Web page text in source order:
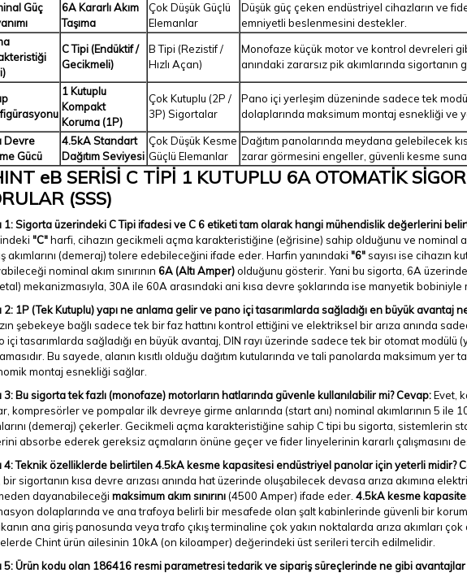
Güç
6A Kararlı Akım
Taşıma
Çok Düşük Güçlü
Elemanlar
Düşük güç çeken endüstriyel cihazların ve
emniyetli beslenmesini destekler.
C Tipi (Endüktif /
Gecikmeli)
B Tipi (Rezistif /
Hızlı Açan)
Monofaze küçük motor ve kontrol devreleri
anındaki zararsız pik akımlarında sigortanın
1 Kutuplu
Kompakt
Koruma (1P)
Çok Kutuplu (2P /
3P) Sigortalar
Pano içi yerleşim düzeninde sadece tek
dolaplarında maksimum montaj esnekliği ve
Devre
Gücü
4.5kA Standart
Dağıtım Seviyesi
Çok Düşük Kesme
Güçlü Elemanlar
Dağıtım panolarında meydana gelebilecek
zarar görmesini engeller, güvenli kesme
eB SERİSİ C TİPİ 1 KUTUPLU 6A OTOMATİK
(SSS)
1: Sigorta üzerindeki C Tipi ifadesi ve C 6 etiketi tam olarak hangi mühendislik değerlerini
"C"harfi, cihazın gecikmeli açma karakteristiğine (eğrisine) sahip olduğunu ve nominal
akımlarını (demeraj) tolere edebileceğini ifade eder. Harfin yanındaki "6"sayısı ise cihazın
nominal akım sınırının 6A (Altı Amper)olduğunu gösterir. Yani bu sigorta, 6A
mekanizmasıyla, 30A ile 60A arasındaki ani kısa devre şoklarında ise manyetik
2: 1P (Tek Kutuplu) yapı ne anlama gelir ve pano içi tasarımlarda sağladığı en büyük avantaj
şebekeye bağlı sadece tek bir faz hattını kontrol ettiğini ve elektriksel bir arıza anında
içi tasarımlarda sağladığı en büyük avantaj, DIN rayı üzerinde sadece tek bir otomat modülü
Bu sayede, alanın kısıtlı olduğu dağıtım kutularında ve tali panolarda maksimum yer
montaj esnekliği sağlar.
3: Bu sigorta tek fazlı (monofaze) motorların hatlarında güvenle kullanılabilir mi? Cevap:Evet,
kompresörler ve pompalar ilk devreye girme anlarında (start anı) nominal akımlarının 5 ile
(demeraj) çekerler. Gecikmeli açma karakteristiğine sahip C tipi bu sigorta, sistemlerin
absorbe ederek gereksiz açmaların önüne geçer ve fider linyelerinin kararlı çalışmasını
4: Teknik özelliklerde belirtilen 4.5kA kesme kapasitesi endüstriyel panolar için yeterli midir?
bir sigortanın kısa devre arızası anında hat üzerinde oluşabilecek devasa arıza akımına
dayanabileceği maksimum akım sınırını(4500 Amper) ifade eder. 4.5kA kesme
dolaplarında ve ana trafoya belirli bir mesafede olan şalt kabinlerinde güvenli bir
ana giriş panosunda veya trafo çıkış terminaline çok yakın noktalarda arıza akımları
Chint ürün ailesinin 10kA (on kiloamper) değerindeki üst serileri tercih edilmelidir.
5: Ürün kodu olan 186416 resmi parametresi tedarik ve sipariş süreçlerinde ne gibi avantajlar